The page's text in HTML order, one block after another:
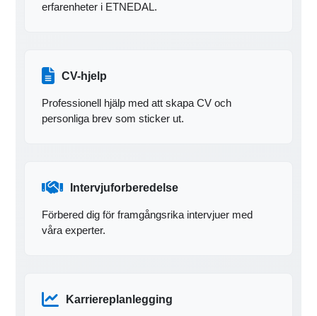
erfarenheter i ETNEDAL.
CV-hjelp
Professionell hjälp med att skapa CV och
personliga brev som sticker ut.
Intervjuforberedelse
Förbered dig för framgångsrika intervjuer med
våra experter.
Karriereplanlegging